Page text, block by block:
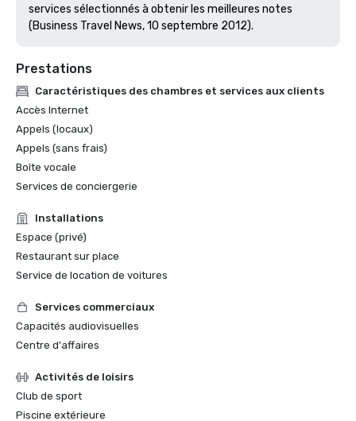
services sélectionnés à obtenir les meilleures notes
(Business Travel News, 10 septembre 2012).
Prestations
Caractéristiques des chambres et services aux clients
Accès Internet
Appels (locaux)
Appels (sans frais)
Boîte vocale
Services de conciergerie
Installations
Espace (privé)
Restaurant sur place
Service de location de voitures
Services commerciaux
Capacités audiovisuelles
Centre d'affaires
Activités de loisirs
Club de sport
Piscine extérieure